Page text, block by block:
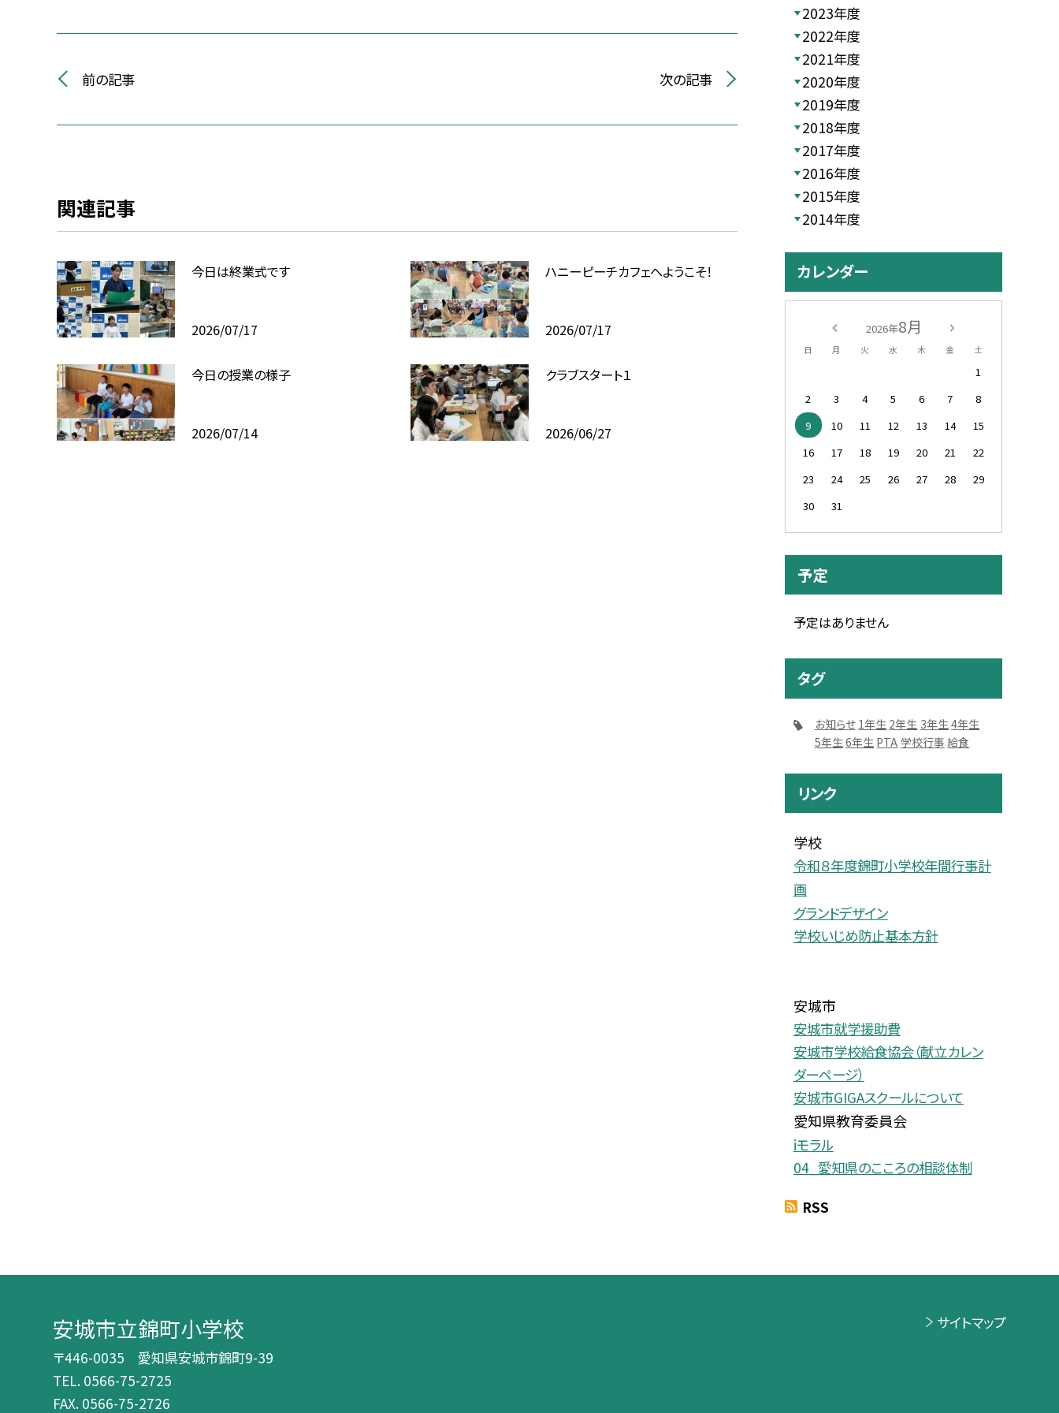
前の記事 次の記事
関連記事
今日は終業式です
2026/07/17
ハニーピーチカフェへようこそ！
2026/07/17
今日の授業の様子
2026/07/14
クラブスタート１
2026/06/27
2023年度
2022年度
2021年度
2020年度
2019年度
2018年度
2017年度
2016年度
2015年度
2014年度
カレンダー
2026年8月
日 月 火 水 木 金 土
1
2
3 4 5 6 7
8
9
10 11 12 13 14
15
16
17 18 19 20 21
22
23
24 25 26 27 28
29
30
31
予定
予定はありません
タグ
お知らせ 1年生 2年生 3年生4年生
5年生6年生 PTA 学校行事 給食
リンク
学校
令和８年度錦町小学校年間行事計
画
グランドデザイン
学校いじめ防止基本方針
安城市
安城市就学援助費
安城市学校給食協会（献立カレン
ダーページ）
安城市GIGAスクールについて
愛知県教育委員会
iモラル
04_愛知県のこころの相談体制
RSS
安城市立錦町小学校
〒446-0035 愛知県安城市錦町9-39
TEL. 0566-75-2725
FAX. 0566-75-2726
サイトマップ